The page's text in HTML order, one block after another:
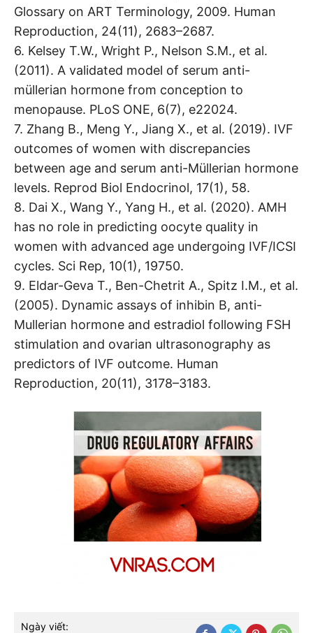
Glossary on ART Terminology, 2009. Human
Reproduction, 24(11), 2683–2687.
6. Kelsey T.W., Wright P., Nelson S.M., et al.
(2011). A validated model of serum anti-
müllerian hormone from conception to
menopause. PLoS ONE, 6(7), e22024.
7. Zhang B., Meng Y., Jiang X., et al. (2019). IVF
outcomes of women with discrepancies
between age and serum anti-Müllerian hormone
levels. Reprod Biol Endocrinol, 17(1), 58.
8. Dai X., Wang Y., Yang H., et al. (2020). AMH
has no role in predicting oocyte quality in
women with advanced age undergoing IVF/ICSI
cycles. Sci Rep, 10(1), 19750.
9. Eldar-Geva T., Ben-Chetrit A., Spitz I.M., et al.
(2005). Dynamic assays of inhibin B, anti-
Mullerian hormone and estradiol following FSH
stimulation and ovarian ultrasonography as
predictors of IVF outcome. Human
Reproduction, 20(11), 3178–3183.
Ngày viết: